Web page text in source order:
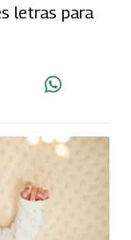
letras para